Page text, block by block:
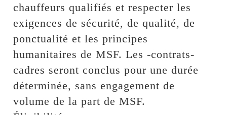
chauffeurs qualifiés et respecter les
exigences de sécurité, de qualité, de
ponctualité et les principes
humanitaires de MSF. Les -contrats-
cadres seront conclus pour une durée
déterminée, sans engagement de
volume de la part de MSF.